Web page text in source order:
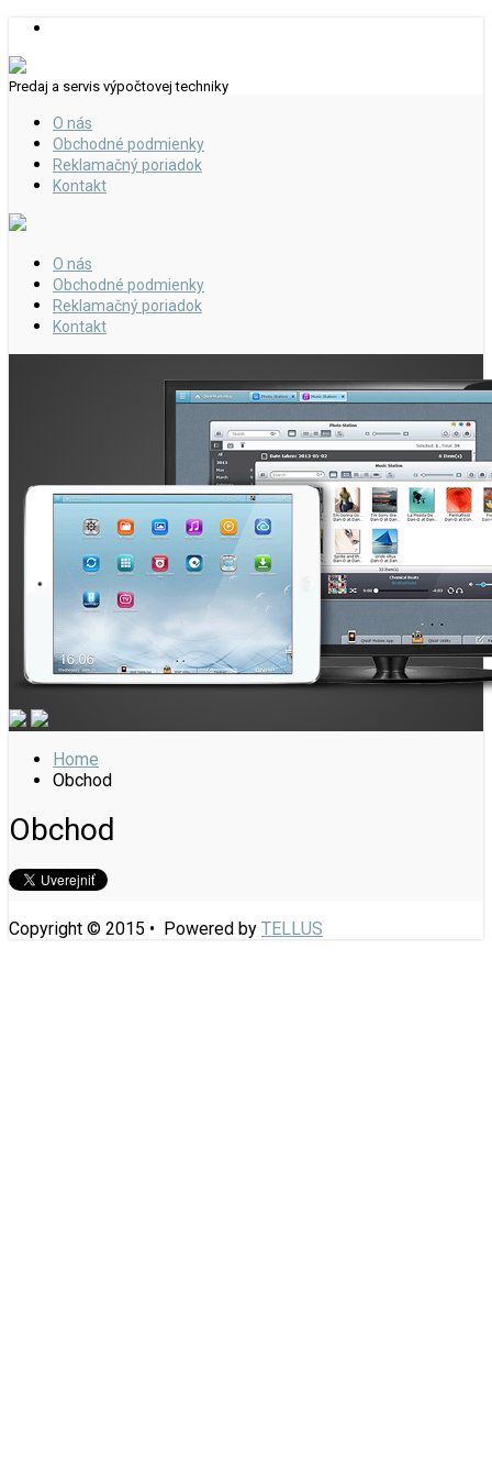
Predaj a servis výpočtovej techniky
O nás
Obchodné podmienky
Reklamačný poriadok
Kontakt
O nás
Obchodné podmienky
Reklamačný poriadok
Kontakt
Home
Obchod
Obchod
Copyright © 2015 • Powered by TELLUS